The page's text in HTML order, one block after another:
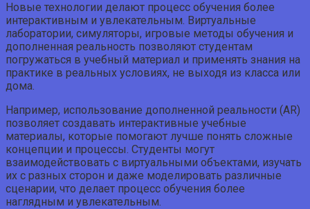
Новые технологии делают процесс обучения более
интерактивным и увлекательным. Виртуальные
лаборатории, симуляторы, игровые методы обучения и
дополненная реальность позволяют студентам
погружаться в учебный материал и применять знания на
практике в реальных условиях, не выходя из класса или
дома.
Например, использование дополненной реальности (AR)
позволяет создавать интерактивные учебные
материалы, которые помогают лучше понять сложные
концепции и процессы. Студенты могут
взаимодействовать с виртуальными объектами, изучать
их с разных сторон и даже моделировать различные
сценарии, что делает процесс обучения более
наглядным и увлекательным.